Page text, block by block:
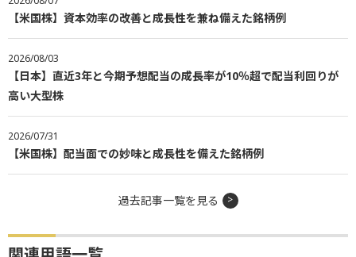
【米国株】資本効率の改善と成長性を兼ね備えた銘柄例
2026/08/03
【日本】直近3年と今期予想配当の成長率が10％超で配当利回りが
高い大型株
2026/07/31
【米国株】配当面での妙味と成長性を備えた銘柄例
過去記事一覧を見る